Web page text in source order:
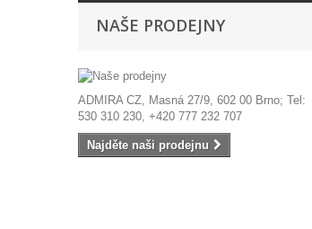
NAŠE PRODEJNY
ADMIRA CZ, Masná 27/9, 602 00 Brno; Tel:
530 310 230, +420 777 232 707
Najděte naši prodejnu